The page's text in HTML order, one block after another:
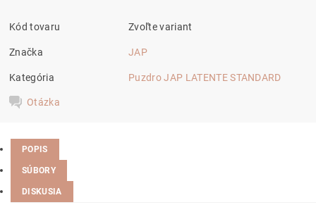
Kód tovaru Zvoľte variant
Značka JAP
Kategória Puzdro JAP LATENTE STANDARD
Otázka
POPIS
SÚBORY
DISKUSIA